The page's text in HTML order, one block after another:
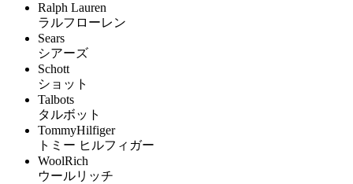
Ralph Lauren
ラルフローレン
Sears
シアーズ
Schott
ショット
Talbots
タルボット
TommyHilfiger
トミー ヒルフィガー
WoolRich
ウールリッチ